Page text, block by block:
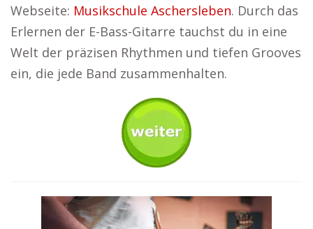
Webseite: Musikschule Aschersleben. Durch das
Erlernen der E-Bass-Gitarre tauchst du in eine
Welt der präzisen Rhythmen und tiefen Grooves
ein, die jede Band zusammenhalten.